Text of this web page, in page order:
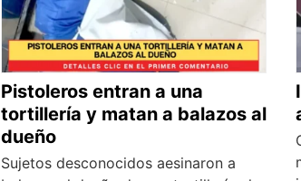
Pistoleros entran a una
tortillería y matan a balazos al
dueño
Sujetos desconocidos aesinaron a